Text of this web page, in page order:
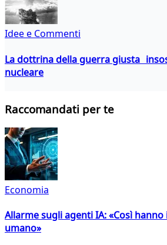
Idee e Commenti
La dottrina della guerra giusta
nucleare
Raccomandati per te
Economia
Allarme sugli agenti IA: «Così
umano»